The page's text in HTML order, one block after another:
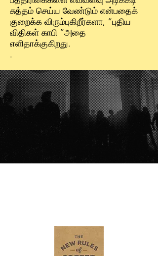
சுத்தம் செய்ய வேண்டும் என்பதைக்
குறைக்க விரும்புகிறீர்களா, “புதிய
விதிகள் காபி ”அதை
எளிதாக்குகிறது.
.